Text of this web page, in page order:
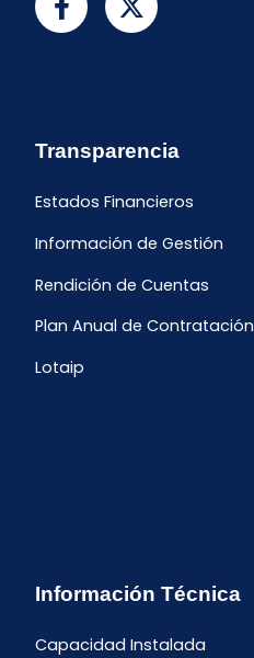
Transparencia
Estados Financieros
Información de Gestión
Rendición de Cuentas
Plan Anual de Contratación
Lotaip
Información Técnica
Capacidad Instalada